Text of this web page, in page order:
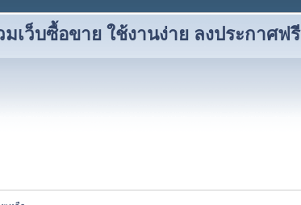
เว็บซื้อขาย ใช้งานง่าย ลงประกาศฟรี